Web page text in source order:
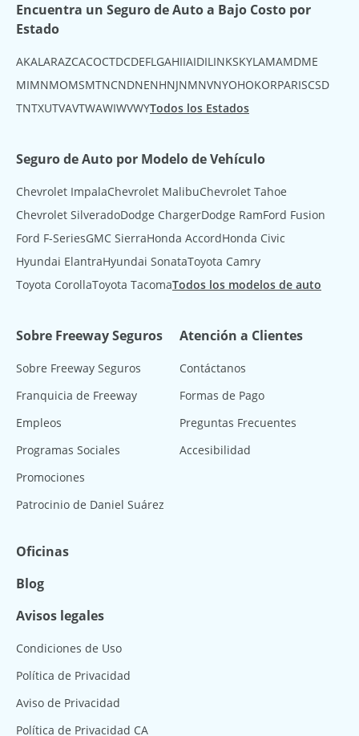
Encuentra un Seguro de Auto a Bajo Costo por
Estado
AKALARAZCACOCTDCDEFLGAHIIAIDILINKSKYLAMAMDME
MIMNMOMSMTNCNDNENHNJNMNVNYOHOKORPARISCSD
TNTXUTVAVTWAWIWVWYTodos los Estados
Seguro de Auto por Modelo de Vehículo
Chevrolet ImpalaChevrolet MalibuChevrolet Tahoe
Chevrolet SilveradoDodge ChargerDodge RamFord Fusion
Ford F-SeriesGMC SierraHonda AccordHonda Civic
Hyundai ElantraHyundai SonataToyota Camry
Toyota CorollaToyota TacomaTodos los modelos de auto
Sobre Freeway Seguros
Sobre Freeway Seguros
Franquicia de Freeway
Empleos
Programas Sociales
Promociones
Patrocinio de Daniel Suárez
Atención a Clientes
Contáctanos
Formas de Pago
Preguntas Frecuentes
Accesibilidad
Oficinas
Blog
Avisos legales
Condiciones de Uso
Política de Privacidad
Aviso de Privacidad
Política de Privacidad CA